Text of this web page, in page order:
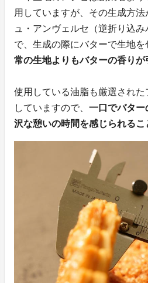
用していますが、その生成方
ュ・アンヴェルセ（逆折り込
で、生成の際にバターで生地を
常の生地よりもバターの香りが
使用している油脂も厳選され
していますので、 一口でバター
沢な憩いの時間を感じられるこ